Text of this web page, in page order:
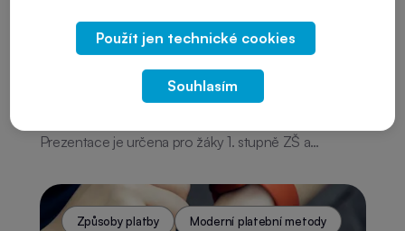
Způsoby platby Moderní platební metody
Platební karta
Prezentace je určena pro žáky 1. stupně ZŠ a
způsoby placení. Obsahuje témata jako historie
plateb, platební karty, online finance a internetová
rizika. Nabízí praktické rady, aktivity a odkazy na
Způsoby platby Moderní platební metody
Použít jen technické cookies
Souhlasím